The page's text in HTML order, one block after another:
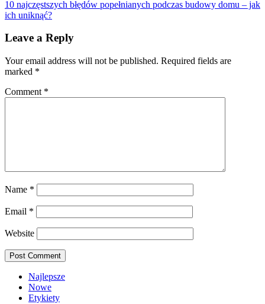
10 najczęstszych błędów popełnianych podczas budowy domu – jak
ich uniknąć?
Leave a Reply
Your email address will not be published. Required fields are
marked *
Comment *
Name *
Email *
Website
Najlepsze
Nowe
Etykiety